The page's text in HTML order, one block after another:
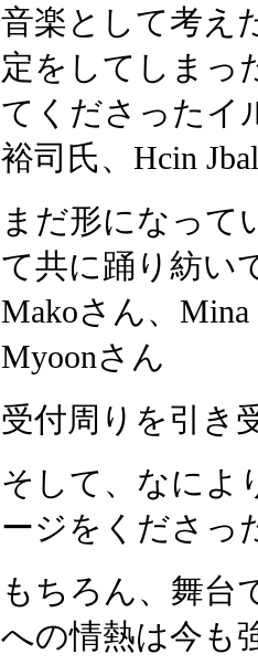
音楽として考え
定をしてしまっ
てくださったイ
裕司氏、Hcin
まだ形になって
て共に踊り紡い
Makoさん、
Myoonさん
受付周りを引き
そして、なによ
ージをくださっ
もちろん、舞台
への情熱は今も